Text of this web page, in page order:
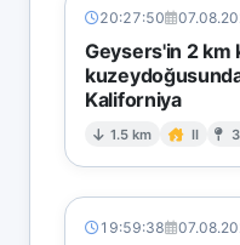
20:27:50
Geysers'in 2 km
Kaliforniya
1.5 km II
19:59:38